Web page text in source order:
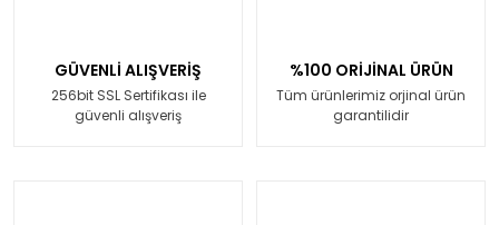
GÜVENLİ ALIŞVERİŞ
256bit SSL Sertifikası ile
güvenli alışveriş
%100 ORİJİNAL ÜRÜN
Tüm ürünlerimiz orjinal ürün
garantilidir